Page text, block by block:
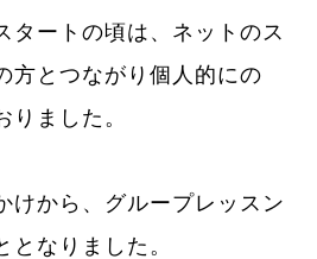
タートの頃は、ネットのス
方とつながり個人的にの
りました。
けから、グループレッスン
となりました。